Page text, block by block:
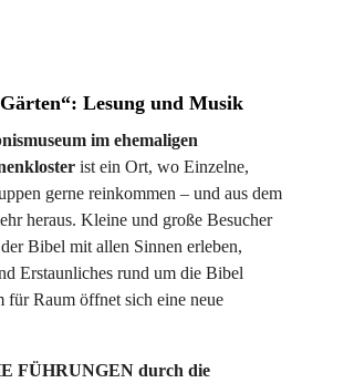
Lesung und Musik
im ehemaligen
ist ein Ort, wo Einzelne,
gerne reinkommen – und aus dem
heraus. Kleine und große Besucher
Bibel mit allen Sinnen erleben,
Erstaunliches rund um die Bibel
für Raum öffnet sich eine neue
FÜHRUNGEN durch die